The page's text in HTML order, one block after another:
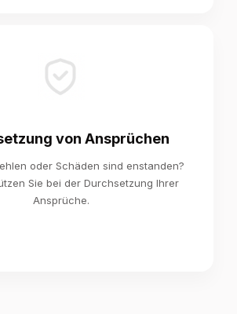
von Ansprüchen
oder Schäden sind enstanden?
Sie bei der Durchsetzung Ihrer
Ansprüche.